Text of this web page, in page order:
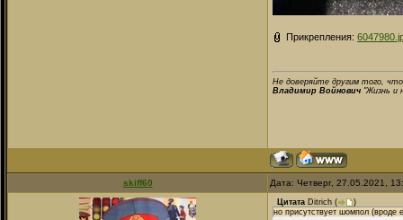
Прикрепления:
Не доверяйте другим того,
Владимир Войнович "Жизнь и
skiff60 Дата: Четверг, 27.05.2021,
Цитата Ditrich (
)
но присутствует шомпол (вроде